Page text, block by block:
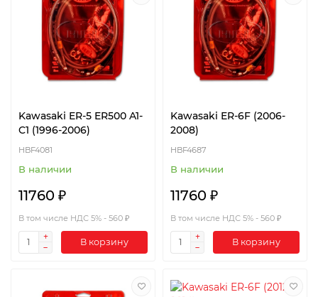
Kawasaki ER-5 ER500 A1-
C1 (1996-2006)
HBF4081
В наличии
11760 ₽
В том числе НДС 5% - 560 ₽
В корзину
Kawasaki ER-6F (2006-
2008)
HBF4687
В наличии
11760 ₽
В том числе НДС 5% - 560 ₽
В корзину